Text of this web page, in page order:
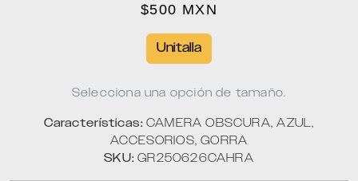
$500 MXN
Unitalla
Selecciona una opción de tamaño.
Características: CAMERA OBSCURA, AZUL,
ACCESORIOS, GORRA
SKU: GR250626CAHRA